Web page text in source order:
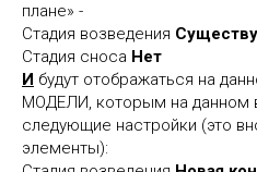
плане» -
Стадия возведения
Стадия сноса Нет
И будут отображаться на
МОДЕЛИ, которым на данном
следующие настройки (это
элементы):